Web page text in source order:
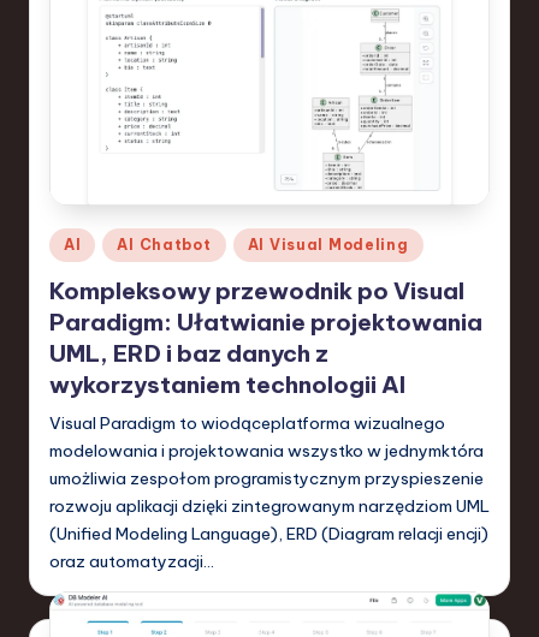
Posted
AI AI Chatbot AI Visual Modeling
Kompleksowy przewodnik po Visual
Paradigm: Ułatwianie projektowania
UML, ERD i baz danych z
wykorzystaniem technologii AI
Visual Paradigm to wiodąceplatforma wizualnego
modelowania i projektowania wszystko w jednymktóra
umożliwia zespołom programistycznym przyspieszenie
rozwoju aplikacji dzięki zintegrowanym narzędziom UML
(Unified Modeling Language), ERD (Diagram relacji encji)
oraz automatyzacji…